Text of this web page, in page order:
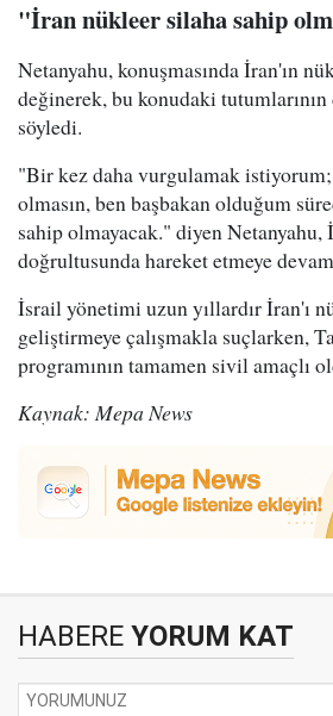
"İran nükleer silaha sahip
Netanyahu, konuşmasında İran'ın
değinerek, bu konudaki
söyledi.
"Bir kez daha vurgulamak
olmasın, ben başbakan olduğum
sahip olmayacak." diyen
doğrultusunda hareket etmeye
İsrail yönetimi uzun yıllardır İran'ı
geliştirmeye çalışmakla suçlarken,
programının tamamen sivil amaçlı
Kaynak: Mepa News
HABERE YORUM KAT